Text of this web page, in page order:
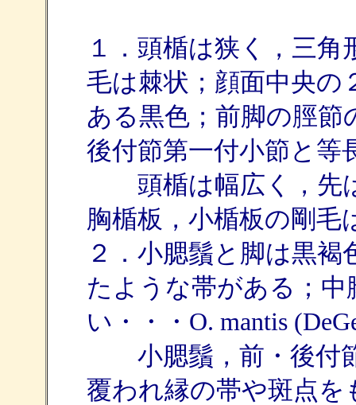
１．頭楯は狭く，三
毛は棘状；顔面中央の
ある黒色；前脚の脛節
後付節第一付小節と等
頭楯は幅広く，先
胸楯板，小楯板の剛毛
２．小腮鬚と脚は黒
たような帯がある；
い・・・O. mantis
小腮鬚，前・後付節
覆われ縁の帯や斑点